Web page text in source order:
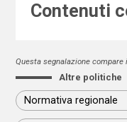
Contenuti
Questa segnalazione compare
Altre politiche
Normativa regionale